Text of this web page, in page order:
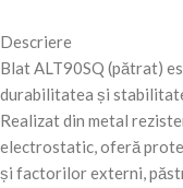
Descriere
Blat ALT90SQ (pătrat)
durabilitatea și
Realizat din metal
electrostatic, oferă
și factorilor externi,